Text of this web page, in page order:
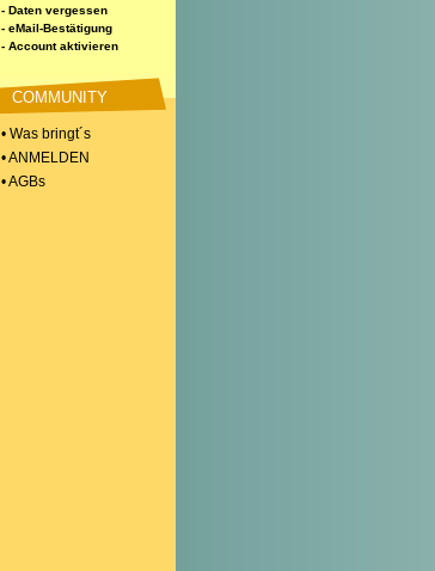
- Daten vergessen
- eMail-Bestätigung
- Account aktivieren
COMMUNITY
• Was bringt´s
• ANMELDEN
• AGBs